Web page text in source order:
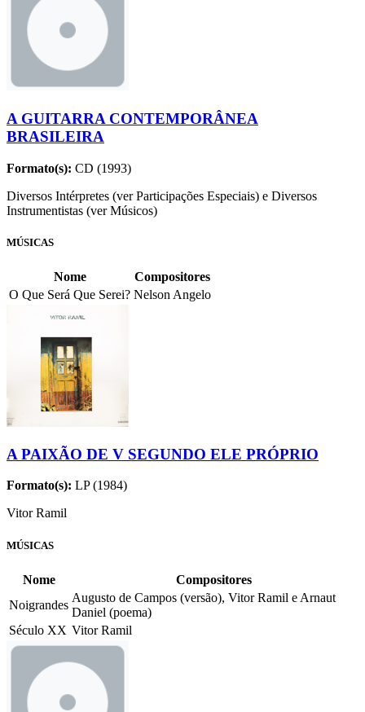
A GUITARRA CONTEMPORÂNEA
BRASILEIRA
Formato(s): CD (1993)
Diversos Intérpretes (ver Participações Especiais) e Diversos
Instrumentistas (ver Músicos)
MÚSICAS
Nome
Compositores
O Que Será Que Serei? Nelson Angelo
A PAIXÃO DE V SEGUNDO ELE PRÓPRIO
Formato(s): LP (1984)
Vitor Ramil
MÚSICAS
Nome
Compositores
Noigrandes
Augusto de Campos (versão), Vitor Ramil e Arnaut
Daniel (poema)
Século XX Vitor Ramil